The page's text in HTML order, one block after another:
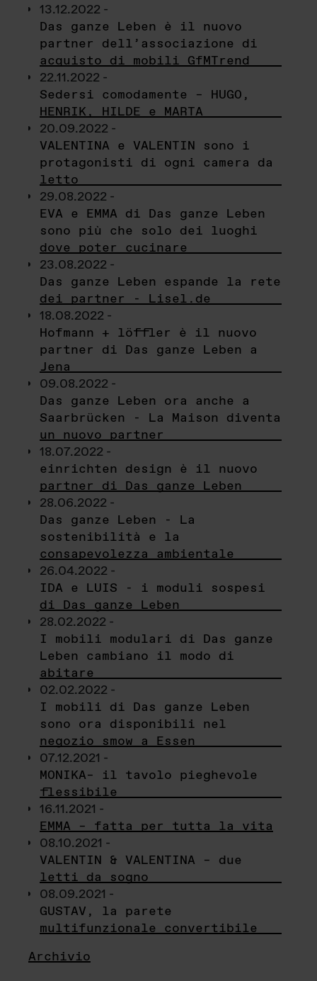
13.12.2022 -
Das ganze Leben è il nuovo
partner dell’associazione di
acquisto di mobili GfMTrend
22.11.2022 -
Sedersi comodamente – HUGO,
HENRIK, HILDE e MARTA
20.09.2022 -
VALENTINA e VALENTIN sono i
protagonisti di ogni camera da
letto
29.08.2022 -
EVA e EMMA di Das ganze Leben
sono più che solo dei luoghi
dove poter cucinare
23.08.2022 -
Das ganze Leben espande la rete
dei partner - Lisel.de
18.08.2022 -
Hofmann + löffler è il nuovo
partner di Das ganze Leben a
Jena
09.08.2022 -
Das ganze Leben ora anche a
Saarbrücken - La Maison diventa
un nuovo partner
18.07.2022 -
einrichten design è il nuovo
partner di Das ganze Leben
28.06.2022 -
Das ganze Leben - La
sostenibilità e la
consapevolezza ambientale
26.04.2022 -
IDA e LUIS - i moduli sospesi
di Das ganze Leben
28.02.2022 -
I mobili modulari di Das ganze
Leben cambiano il modo di
abitare
02.02.2022 -
I mobili di Das ganze Leben
sono ora disponibili nel
negozio smow a Essen
07.12.2021 -
MONIKA– il tavolo pieghevole
flessibile
16.11.2021 -
EMMA – fatta per tutta la vita
08.10.2021 -
VALENTIN & VALENTINA – due
letti da sogno
08.09.2021 -
GUSTAV, la parete
multifunzionale convertibile
Archivio